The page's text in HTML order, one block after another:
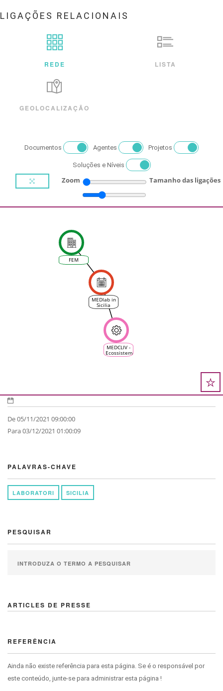
LIGAÇÕES RELACIONAIS
REDE LISTA
GEOLOCALIZAÇÃO
Documentos Agentes Projetos
Soluções e Níveis
Zoom Tamanho das ligações
MEDlab in
Sicilia
FEM
MEDCLIV -
Ecossistema
Climático
De 05/11/2021 09:00:00
Para 03/12/2021 01:00:09
PALAVRAS-CHAVE
LABORATORI SICILIA
PESQUISAR
ARTICLES DE PRESSE
REFERÊNCIA
Ainda não existe referência para esta página. Se é o responsável por
este conteúdo, junte-se para administrar esta página !